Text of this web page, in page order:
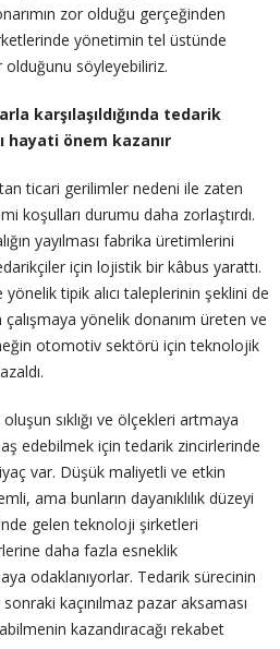
zor olduğu gerçeğinden
yönetimin tel üstünde
söyleyebiliriz.
karşılaşıldığında tedarik
hayati önem kazanır
ticari gerilimler nedeni ile zaten
koşulları durumu daha zorlaştırdı.
yayılması fabrika üretimlerini
için lojistik bir kâbus yarattı.
tipik alıcı taleplerinin şeklini de
yönelik donanım üreten ve
otomotiv sektörü için teknolojik
sıklığı ve ölçekleri artmaya
edebilmek için tedarik zincirlerinde
var. Düşük maliyetli ve etkin
ama bunların dayanıklılık düzeyi
gelen teknoloji şirketleri
daha fazla esneklik
odaklanıyorlar. Tedarik sürecinin
kaçınılmaz pazar aksaması
kazandıracağı rekabet